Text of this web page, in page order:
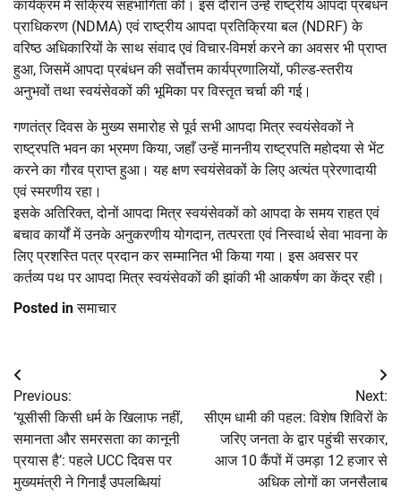
कार्यक्रम में सक्रिय सहभागिता की। इस दौरान उन्हें राष्ट्रीय आपदा प्रबंधन
प्राधिकरण (NDMA) एवं राष्ट्रीय आपदा प्रतिक्रिया बल (NDRF) के
वरिष्ठ अधिकारियों के साथ संवाद एवं विचार-विमर्श करने का अवसर भी प्राप्त
हुआ, जिसमें आपदा प्रबंधन की सर्वोत्तम कार्यप्रणालियों, फील्ड-स्तरीय
अनुभवों तथा स्वयंसेवकों की भूमिका पर विस्तृत चर्चा की गई।
गणतंत्र दिवस के मुख्य समारोह से पूर्व सभी आपदा मित्र स्वयंसेवकों ने
राष्ट्रपति भवन का भ्रमण किया, जहाँ उन्हें माननीय राष्ट्रपति महोदया से भेंट
करने का गौरव प्राप्त हुआ। यह क्षण स्वयंसेवकों के लिए अत्यंत प्रेरणादायी
एवं स्मरणीय रहा।
इसके अतिरिक्त, दोनों आपदा मित्र स्वयंसेवकों को आपदा के समय राहत एवं
बचाव कार्यों में उनके अनुकरणीय योगदान, तत्परता एवं निस्वार्थ सेवा भावना के
लिए प्रशस्ति पत्र प्रदान कर सम्मानित भी किया गया। इस अवसर पर
कर्तव्य पथ पर आपदा मित्र स्वयंसेवकों की झांकी भी आकर्षण का केंद्र रही।
Posted inसमाचार
Post
navigation
Previous:
‘यूसीसी किसी धर्म के खिलाफ नहीं,
समानता और समरसता का कानूनी
प्रयास है’: पहले UCC दिवस पर
मुख्यमंत्री ने गिनाईं उपलब्धियां
Next:
सीएम धामी की पहल: विशेष शिविरों के
जरिए जनता के द्वार पहुंची सरकार,
आज 10 कैंपों में उमड़ा 12 हजार से
अधिक लोगों का जनसैलाब